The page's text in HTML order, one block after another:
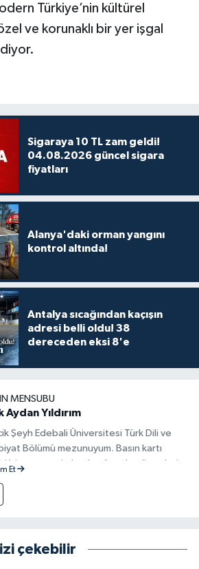
Türkiye’nin kültürel
ve korunaklı bir yer işgal
Sigaraya 10 TL zam geldi!
04.08.2026 güncel sigara
fiyatları
Alanya'daki orman yangını
kontrol altında!
Antalya sıcağından kaçışın
adresi belli oldu! 38
dereceden eksi 8'e
MENSUBU
Aydan Yıldırım
Şeyh Edebali Üniversitesi Türk Dili ve
Bölümü mezunuyum. Basın kartı
bir gazeteci olarak, güncel gelişmeleri
ve tarafsız bilgilerle buluşturmayı
Habercilik anlayışımda etik
ürettiğim içeriklerle kamuoyuna
Et
çekebilir